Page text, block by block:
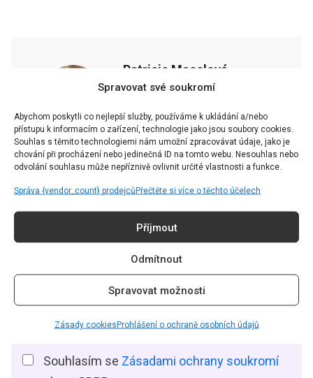
Spravovat své soukromí
Abychom poskytli co nejlepší služby, používáme k ukládání a/nebo
přístupu k informacím o zařízení, technologie jako jsou soubory cookies.
Souhlas s těmito technologiemi nám umožní zpracovávat údaje, jako je
chování při procházení nebo jedinečná ID na tomto webu. Nesouhlas nebo
odvolání souhlasu může nepříznivě ovlivnit určité vlastnosti a funkce.
Správa {vendor_count} prodejcůPřečtěte si více o těchto účelech
Příjmout
Odmítnout
Spravovat možnosti
Zásady cookiesProhlášení o ochraně osobních údajů
Patricie Macelová
redakce@grapesmag.cz
CHCETE ČÍST TEN
NEJZAJÍMAVĚJŠÍ OBSAH?
Přihlaste se k odběru našeho newsletteru a už vám nic
neunikne.
Souhlasím se Zásadami ochrany soukromí